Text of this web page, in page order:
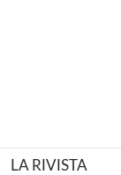
LA RIVISTA